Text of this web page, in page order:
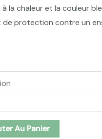
la chaleur et la couleur
de protection contre un
Au Panier